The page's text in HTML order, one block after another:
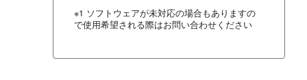
※1 ソフトウェアが未対応の場合もありますの
で使用希望される際はお問い合わせください